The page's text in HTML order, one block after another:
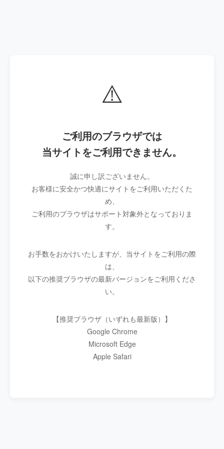
⚠️
ご利用のブラウザでは
当サイトをご利用できません。
誠に申し訳ございません。
お客様に安全かつ快適にサイトをご利用いただくた
め、
ご利用のブラウザはサポート対象外となっておりま
す。
お手数をおかけいたしますが、当サイトをご利用の際
は、
以下の推奨ブラウザの最新バージョンをご利用くださ
い。
【推奨ブラウザ（いずれも最新版）】
Google Chrome
Microsoft Edge
Apple Safari